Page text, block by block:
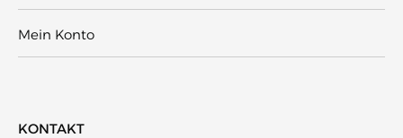
Mein Konto
KONTAKT